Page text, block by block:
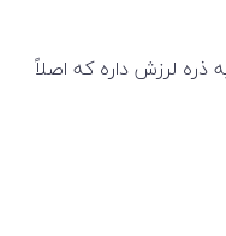
ذره لرزش داره که اصلاً